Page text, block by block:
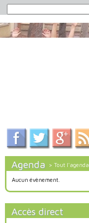
Agenda > Tout l'agenda
Aucun évènement.
Accès direct